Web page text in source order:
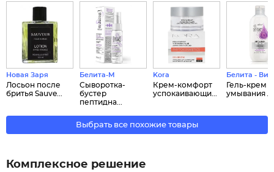
Новая Заря
Лосьон после
бритья Sauve...
Белита-М
Сыворотка-
бустер
пептидна...
Kora
Крем-комфорт
успокаивающи...
Белита -
Гель-крем
умывания
Выбрать все похожие товары
Комплексное решение